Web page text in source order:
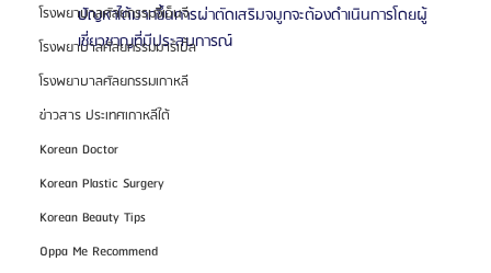
โรงพยาบาลศัลยกรรมจีเอ็นจี
โรงพยาบาลศัลยกรรมมาร์เบิ้ล
โรงพยาบาลศัลยกรรมเกาหลี
ข่าวสาร ประเทศเกาหลีใต้
Korean Doctor
Korean Plastic Surgery
Korean Beauty Tips
Oppa Me Recommend
ปัญหาได้มากขึ้นการผ่าตัดเสริมจมูกจะต้องดำเนินการโดยผู้
เชี่ยวชาญที่มีประสบการณ์